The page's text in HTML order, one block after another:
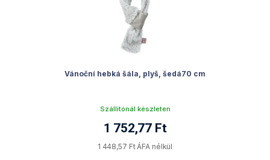
Vánoční hebká šála, plyš, šedá70 cm
Szállítónál készleten
1 752,77 Ft
1 448,57 Ft ÁFA nélkül